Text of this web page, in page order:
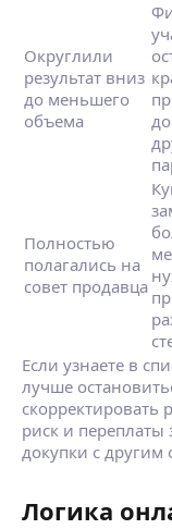
Округлили
результат вниз
до меньшего
объема
Полностью
полагались на
совет продавца
Если узнаете в
лучше
скорректировать
риск и
докупки с другим
Логика